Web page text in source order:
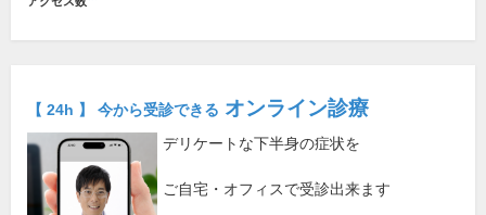
【 24h 】 今から受診できる オンライン診療
デリケートな下半身の症状を
ご自宅・オフィスで受診出来ます